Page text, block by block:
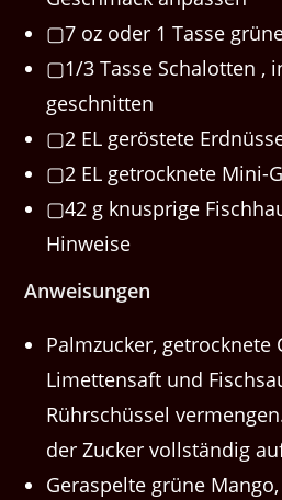
▢7 oz oder 1 Tasse
▢1/3 Tasse Schalotten ,
geschnitten
▢2 EL geröstete
▢2 EL getrocknete Mini-
▢42 g knusprige
Hinweise
Anweisungen
Palmzucker, getrocknete
Limettensaft und
Rührschüssel
der Zucker vollständig
Geraspelte grüne